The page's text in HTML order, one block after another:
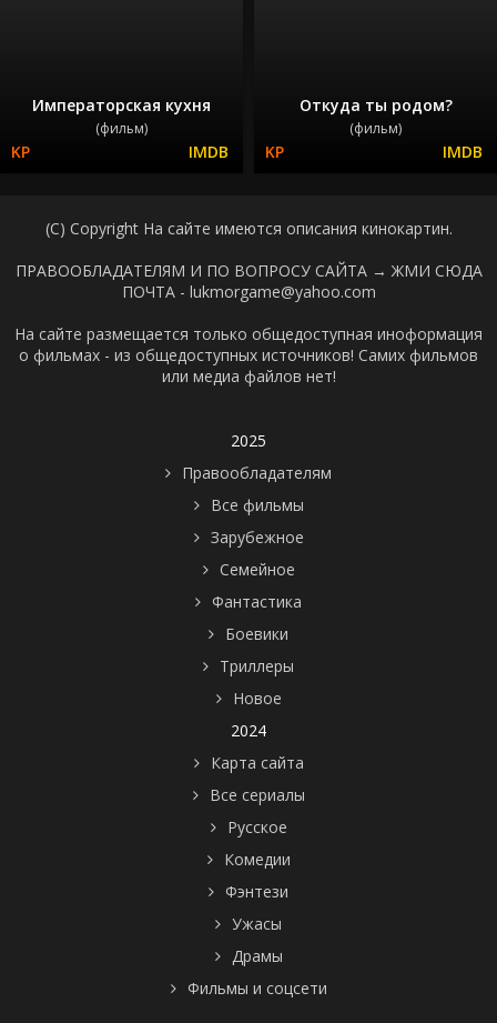
Императорская кухня
(фильм)
Откуда ты родом?
(фильм)
(C) Copyright На сайте имеются описания кинокартин.
ПРАВООБЛАДАТЕЛЯМ И ПО ВОПРОСУ САЙТА → ЖМИ СЮДА
ПОЧТА - lukmorgame@yahoo.com
На сайте размещается только общедоступная иноформация
о фильмах - из общедоступных источников! Самих фильмов
или медиа файлов нет!
2025
Правообладателям
Все фильмы
Зарубежное
Семейное
Фантастика
Боевики
Триллеры
Новое
2024
Карта сайта
Все сериалы
Русское
Комедии
Фэнтези
Ужасы
Драмы
Фильмы и соцсети